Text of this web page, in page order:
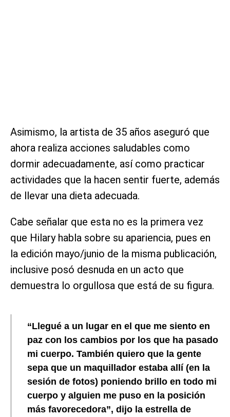
Asimismo, la artista de 35 años aseguró que
ahora realiza acciones saludables como
dormir adecuadamente, así como practicar
actividades que la hacen sentir fuerte, además
de llevar una dieta adecuada.
Cabe señalar que esta no es la primera vez
que Hilary habla sobre su apariencia, pues en
la edición mayo/junio de la misma publicación,
inclusive posó desnuda en un acto que
demuestra lo orgullosa que está de su figura.
“Llegué a un lugar en el que me siento en
paz con los cambios por los que ha pasado
mi cuerpo. También quiero que la gente
sepa que un maquillador estaba allí (en la
sesión de fotos) poniendo brillo en todo mi
cuerpo y alguien me puso en la posición
más favorecedora”, dijo la estrella de